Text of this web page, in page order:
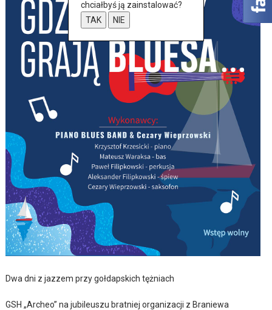
Dwa dni z jazzem przy gołdapskich tężniach
GSH „Archeo” na jubileuszu bratniej organizacji z Braniewa
chciałbyś ją zainstalować?
TAK
NIE